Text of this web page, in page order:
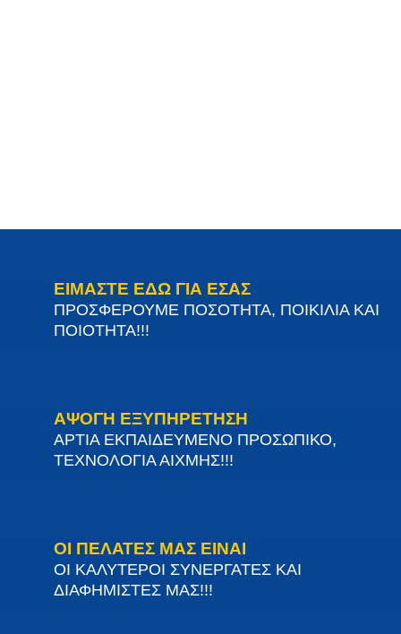
ΕΙΜΑΣΤΕ ΕΔΩ ΓΙΑ ΕΣΑΣ
ΠΡΟΣΦΕΡΟΥΜΕ ΠΟΣΟΤΗΤΑ, ΠΟΙΚΙΛΙΑ ΚΑΙ
ΠΟΙΟΤΗΤΑ!!!
ΑΨΟΓΗ ΕΞΥΠΗΡΕΤΗΣΗ
ΑΡΤΙΑ ΕΚΠΑΙΔΕΥΜΕΝΟ ΠΡΟΣΩΠΙΚΟ,
ΤΕΧΝΟΛΟΓΙΑ ΑΙΧΜΗΣ!!!
ΟΙ ΠΕΛΑΤΕΣ ΜΑΣ ΕΙΝΑΙ
ΟΙ ΚΑΛΥΤΕΡΟΙ ΣΥΝΕΡΓΑΤΕΣ ΚΑΙ
ΔΙΑΦΗΜΙΣΤΕΣ ΜΑΣ!!!